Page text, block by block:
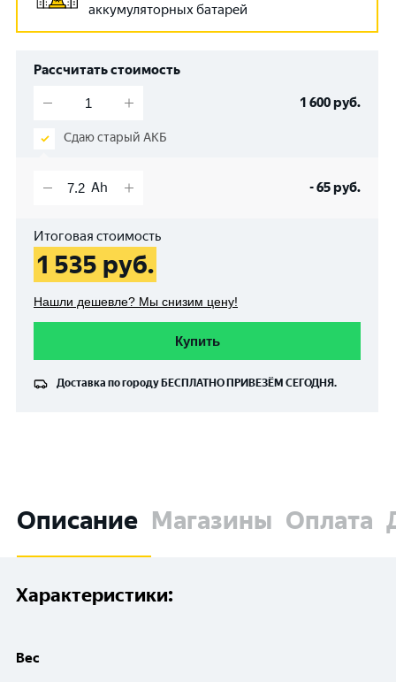
аккумуляторных батарей
Рассчитать стоимость
1 600руб.
Сдаю старый АКБ
-65руб.
Итоговая стоимость
1 535 руб.
Нашли дешевле? Мы снизим цену!
Купить
Доставка по городу БЕСПЛАТНО ПРИВЕЗЁМ СЕГОДНЯ.
Описание Магазины Оплата
Характеристики:
Вес